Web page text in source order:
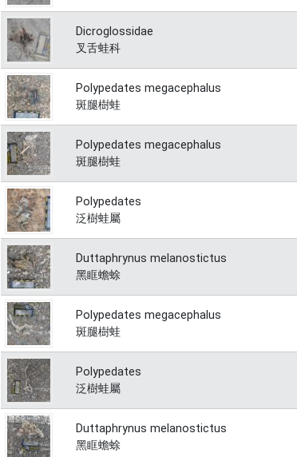
Dicroglossidae
叉舌蛙科
Polypedates megacephalus
斑腿樹蛙
Polypedates megacephalus
斑腿樹蛙
Polypedates
泛樹蛙屬
Duttaphrynus melanostictus
黑眶蟾蜍
Polypedates megacephalus
斑腿樹蛙
Polypedates
泛樹蛙屬
Duttaphrynus melanostictus
黑眶蟾蜍